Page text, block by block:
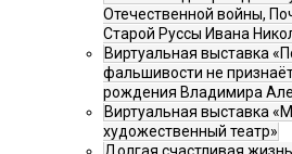
Отечественной войны,
Старой Руссы Ивана
Виртуальная выставка
фальшивости не
рождения Владимира
Виртуальная выставка
художественный театр»